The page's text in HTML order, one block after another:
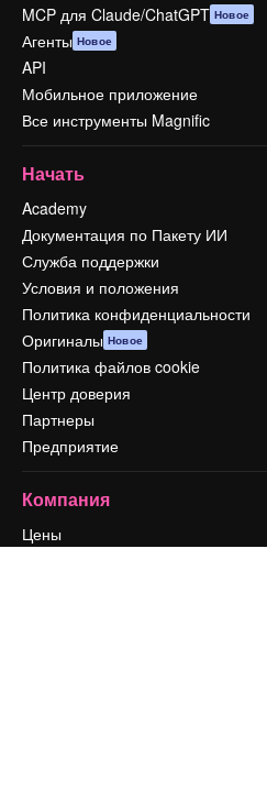
MCP для Claude/ChatGPT Новое
Агенты Новое
API
Мобильное приложение
Все инструменты Magnific
Начать
Academy
Документация по Пакету ИИ
Служба поддержки
Условия и положения
Политика конфиденциальности
Оригиналы Новое
Политика файлов cookie
Центр доверия
Партнеры
Предприятие
Компания
Цены